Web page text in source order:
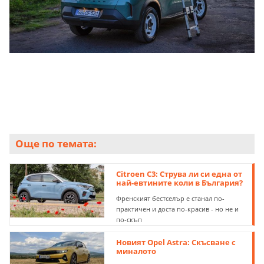
Още по темата:
Citroen С3: Струва ли си една от
най-евтините коли в България?
Френският бестселър е станал по-
практичен и доста по-красив - но не и
по-скъп
Новият Opel Astra: Скъсване с
миналото